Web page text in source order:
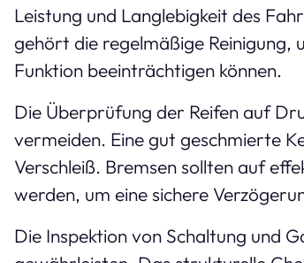
Leistung und Langlebigkeit des
gehört die regelmäßige Reinigung,
Funktion beeinträchtigen können.
Die Überprüfung der Reifen auf
vermeiden. Eine gut geschmierte
Verschleiß. Bremsen sollten auf
werden, um eine sichere
Die Inspektion von Schaltung und